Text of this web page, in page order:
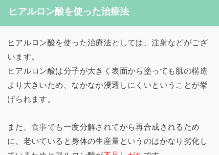
ヒアルロン酸を使った治療法
ヒアルロン酸を使った治療法としては、注射などがござ
います。
ヒアルロン酸は分子が大きく表面から塗っても肌の構造
より大きいため、なかなか浸透しにくいということが挙
げられます。
また、食事でも一度分解されてから再合成されるため
に、老いていると身体の生産量というのはかなり劣化し